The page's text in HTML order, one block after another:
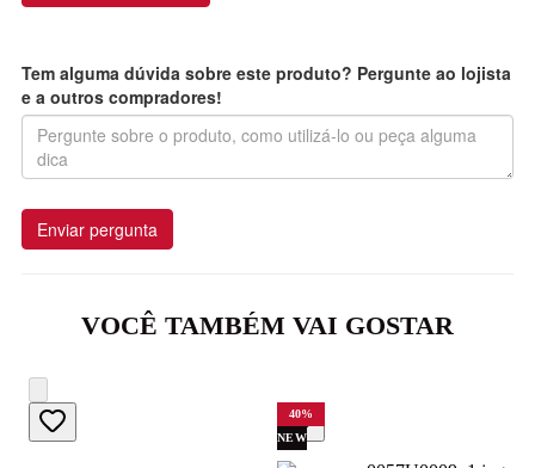
Tem alguma dúvida sobre este produto? Pergunte ao lojista
e a outros compradores!
Enviar pergunta
VOCÊ TAMBÉM VAI GOSTAR
40%
NEW